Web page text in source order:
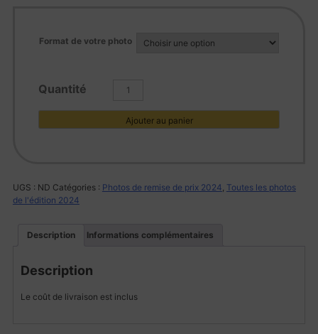
Format de votre photo
quantité
L1006109
Ajouter au panier
UGS : ND Catégories : Photos de remise de prix 2024 Toutes les photos
de l'édition 2024
Description Informations complémentaires
Description
Le coût de livraison est inclus